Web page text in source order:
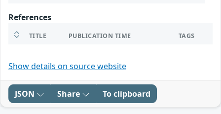
References
TITLE PUBLICATION TIME TAGS
Show details on source website
JSON Share To clipboard